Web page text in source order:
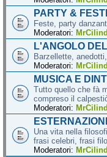
PARTY &
Feste, party
Moderatori:
L'ANGOLO
Barzellette,
Moderatori:
MUSICA E
Tutto quello che fà
compreso il
Moderatori:
Una vita nella
frasi celebri, frasi
Moderatori: